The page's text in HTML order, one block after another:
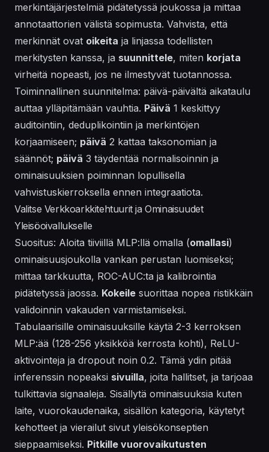
merkintäjärjestelmiä pidätetyssä joukossa ja mittaa
annotaattorien välistä sopimusta. Vahvista, että
merkinnät ovat oikeita ja linjassa todellisten
merkitysten kanssa, ja suunnittele, miten korjata
virheitä nopeasti, jos ne ilmestyvät tuotannossa.
Toiminnallinen suunnitelma: päivä-päivältä aikataulu
auttaa ylläpitämään vauhtia. Päivä 1 keskittyy
auditointiin, deduplikointiin ja merkintöjen
korjaamiseen; päivä 2 kattaa taksonomian ja
säännöt; päivä 3 täydentää normalisoinnin ja
ominaisuuksien poiminnan lopullisella
vahvistuskierroksella ennen integraatiota.
Valitse Verkkoarkkitehtuurit ja Ominaisuudet
Yleisöoivallukselle
Suositus: Aloita tiiviillä MLP:llä omalla (omallasi)
ominaisuusjoukolla vankan perustan luomiseksi;
mittaa tarkkuutta, ROC-AUC:ta ja kalibrointia
pidätetyssä jaossa. Kokeile suorittaa nopea ristikkäin
validoinnin vakauden varmistamiseksi.
Tabulaarisille ominaisuuksille käytä 2-3 kerroksen
MLP:ää (128-256 yksikköä kerrosta kohti), ReLU-
aktivointeja ja dropout noin 0.2. Tämä ydin pitää
inferenssin nopeaksi sivuilla, joita hallitset, ja tarjoaa
tulkittavia signaaleja. Sisällytä ominaisuuksia kuten
laite, vuorokaudenaika, sisällön kategoria, käytetyt
kehotteet ja vierailut sivut yleisökonseptien
sieppaamiseksi. Pitkille vuorovaikutusten